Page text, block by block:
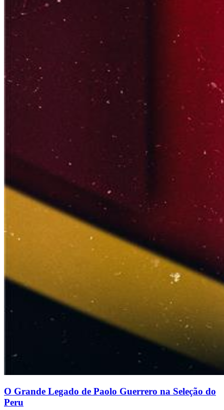
O Grande Legado de Paolo Guerrero na Seleção do
Peru